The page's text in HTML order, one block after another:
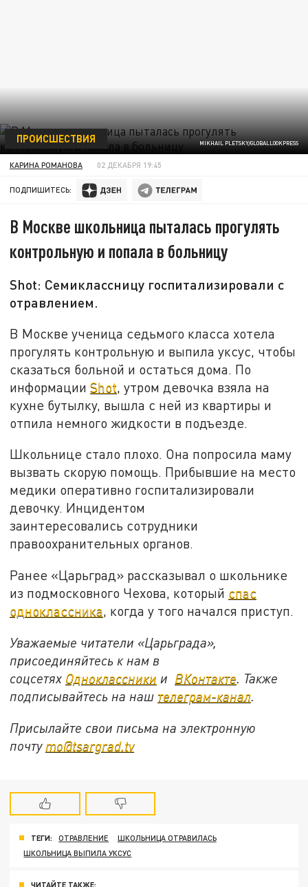
MIKHAIL PLETSKY/GLOBALLOOKPRESS
ПРОИСШЕСТВИЯ
КАРИНА РОМАНОВА 02 ДЕКАБРЯ 19:45
ПОДПИШИТЕСЬ:
В Москве школьница пыталась прогулять
контрольную и попала в больницу
Shot: Семиклассницу госпитализировали с
отравлением.
В Москве ученица седьмого класса хотела
прогулять контрольную и выпила уксус, чтобы
сказаться больной и остаться дома. По
информацииShot, утром девочка взяла на
кухне бутылку, вышла с ней из квартиры и
отпила немного жидкости в подъезде.
Школьнице стало плохо. Она попросила маму
вызвать скорую помощь. Прибывшие на место
медики оперативно госпитализировали
девочку. Инцидентом
заинтересовались сотрудники
правоохранительных органов.
Ранее «Царьград» рассказывал о школьнике
из подмосковного Чехова, который спас
одноклассника, когда у того начался приступ.
Уважаемые читатели «Царьграда»,
присоединяйтесь к нам в
соцсетях Одноклассники и ВКонтакте. Также
подписывайтесь на наш телеграм-канал.
Присылайте свои письма на электронную
почту mo@tsargrad.tv
ТЕГИ: ОТРАВЛЕНИЕ
ШКОЛЬНИЦА ОТРАВИЛАСЬ
ШКОЛЬНИЦА ВЫПИЛА УКСУС
ЧИТАЙТЕ ТАКЖЕ: